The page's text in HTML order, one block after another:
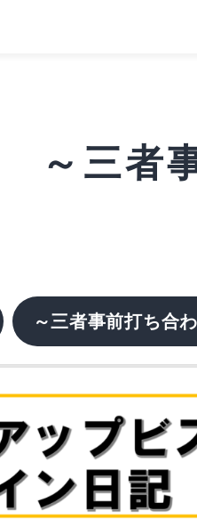
～三者
～三者事前打ち合